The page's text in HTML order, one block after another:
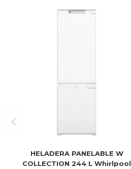
HELADERA PANELABLE W
COLLECTION 244 L Whirlpool
Local